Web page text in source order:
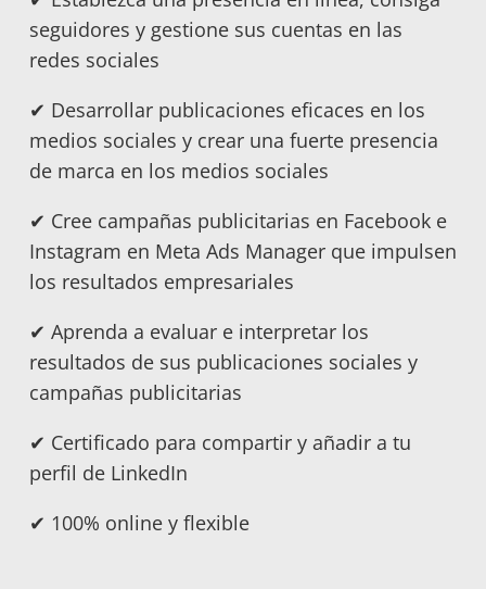
seguidores y gestione sus cuentas en las
redes sociales
✔ Desarrollar publicaciones eficaces en los
medios sociales y crear una fuerte presencia
de marca en los medios sociales
✔ Cree campañas publicitarias en Facebook e
Instagram en Meta Ads Manager que impulsen
los resultados empresariales
✔ Aprenda a evaluar e interpretar los
resultados de sus publicaciones sociales y
campañas publicitarias
✔ Certificado para compartir y añadir a tu
perfil de LinkedIn
✔ 100% online y flexible